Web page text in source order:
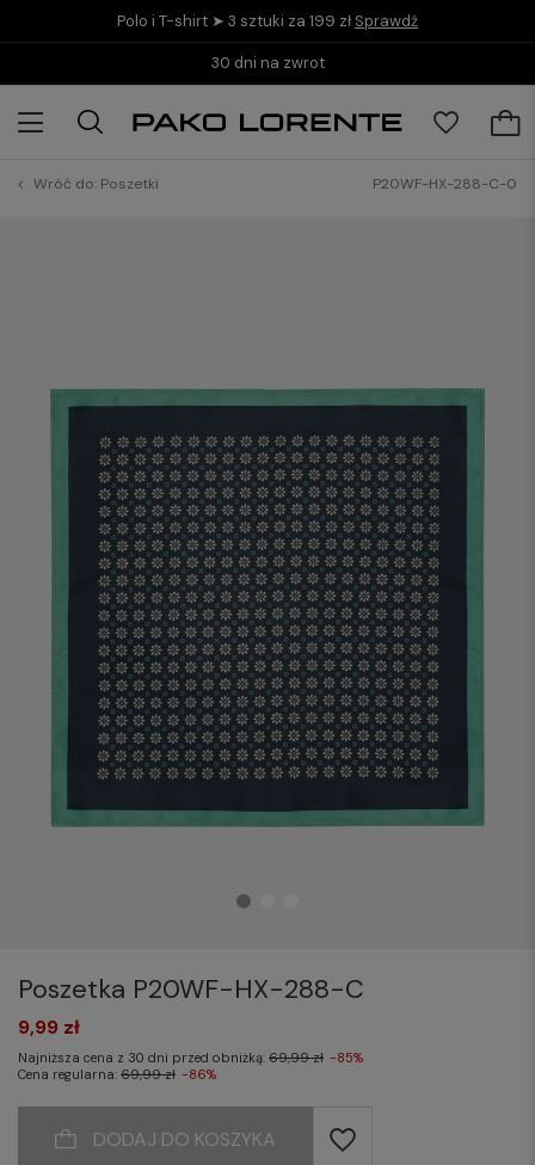
Polo i T-shirt ➤ 3 sztuki za 199 zł Sprawdź
30 dni na zwrot
Wróć do: Poszetki P20WF-HX-288-C-0
Poszetka P20WF-HX-288-C
9,99 zł
Najniższa cena z 30 dni przed obniżką: 69,99 zł -85%
Cena regularna: 69,99 zł -86%
DODAJ DO KOSZYKA